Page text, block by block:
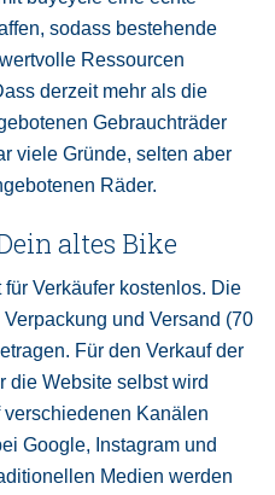
sodass bestehende
Ressourcen
derzeit mehr als die
Gebrauchträder
viele Gründe, selten aber
Räder.
altes Bike
Verkäufer kostenlos. Die
und Versand (70
Für den Verkauf der
die Website selbst wird
Kanälen
Google, Instagram und
Medien werden